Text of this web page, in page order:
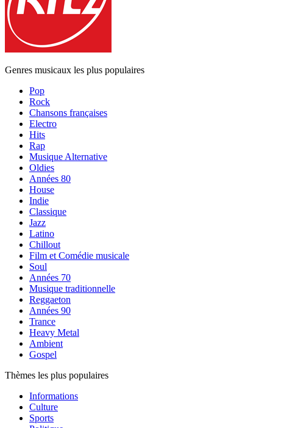
Genres musicaux les plus populaires
Pop
Rock
Chansons françaises
Electro
Hits
Rap
Musique Alternative
Oldies
Années 80
House
Indie
Classique
Jazz
Latino
Chillout
Film et Comédie musicale
Soul
Années 70
Musique traditionnelle
Reggaeton
Années 90
Trance
Heavy Metal
Ambient
Gospel
Thèmes les plus populaires
Informations
Culture
Sports